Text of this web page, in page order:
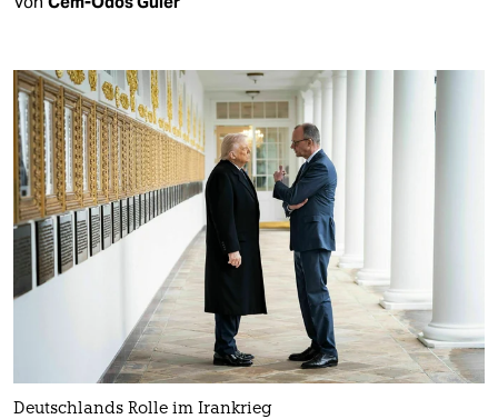
Deutschlands Rolle im Irankrieg